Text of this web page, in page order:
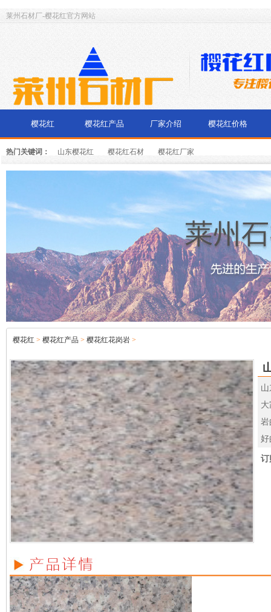
莱州石材厂-樱花红官方网站
樱花红 樱花红产品 厂家介绍 樱花红价格
热门关键词： 山东樱花红 樱花红石材 樱花红厂家
樱花红 > 樱花红产品 > 樱花红花岗岩 >
岩
好
订